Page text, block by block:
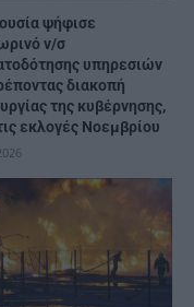
ψήφισε
ν/σ
υπηρεσιών
διακοπή
της κυβέρνησης,
εκλογές Νοεμβρίου